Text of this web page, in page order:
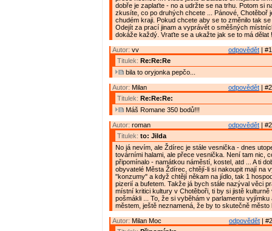
dobře je zaplaťte - no a udržte se na trhu. Potom si
zkusíte, co po druhých chcete ... Pánové, Chotěboř
chudém kraji. Pokud chcete aby se to změnilo tak
Odejít za prací jinam a vyprávět o směšných
dokáže každý. Vraťte se a ukažte jak se to má dělat !
odpovědět |
Autor: vv
Titulek: Re:Re:Re
bila to oryjonka pepčo...
odpovědět |
Autor: Milan
Titulek: Re:Re:Re:
Máš Romane 350 bodů!!!
odpovědět |
Autor: roman
Titulek: to: Jilda
No já nevím, ale Ždírec je stále vesnička - dnes
továrními halami, ale přece vesnička. Není tam nic,
připomínalo - namátkou náměstí, kostel, atd ... A ti
obyvatelé Města Ždírec, chtějí-li si nakoupit mají na
"konzumy" a když chtějí někam na jídlo, tak 1
pizerií a bufetem. Takže já bych stále nazýval věci
místní kritici kultury v Chotěboři, ti by si jistě kulturně
pošmákli ... To, že si vyběhám v parlamentu vyjímku
městem, ještě neznamená, že by to skutečně město
odpovědět |
Autor: Milan Moc